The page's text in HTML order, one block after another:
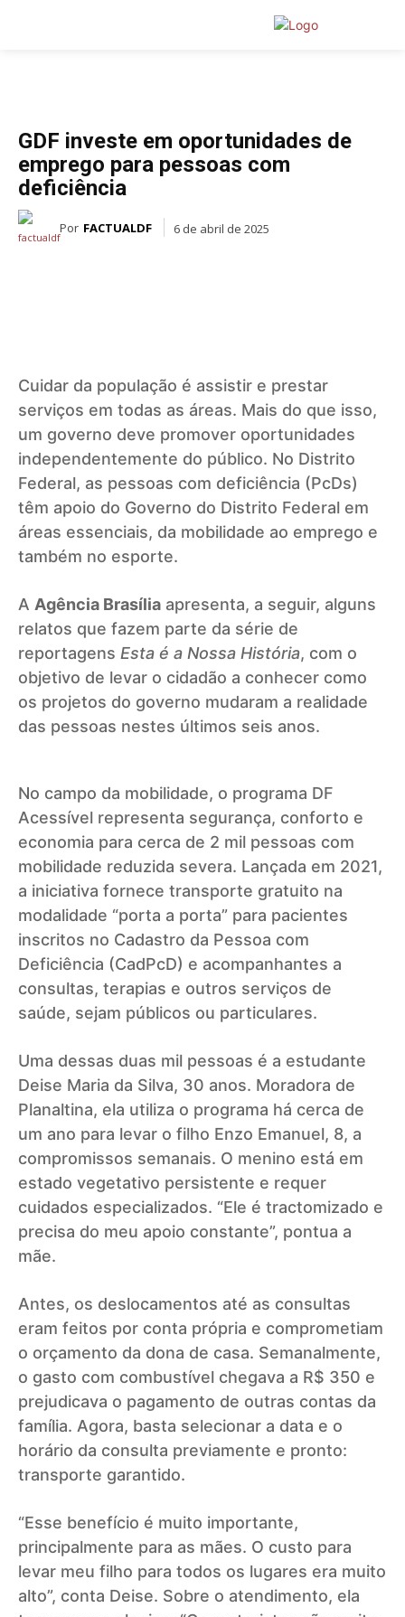
GDF investe em oportunidades de
emprego para pessoas com
deficiência
Por FACTUALDF 6 de abril de 2025
Cuidar da população é assistir e prestar
serviços em todas as áreas. Mais do que isso,
um governo deve promover oportunidades
independentemente do público. No Distrito
Federal, as pessoas com deficiência (PcDs)
têm apoio do Governo do Distrito Federal em
áreas essenciais, da mobilidade ao emprego e
também no esporte.
A Agência Brasília apresenta, a seguir, alguns
relatos que fazem parte da série de
reportagens Esta é a Nossa História, com o
objetivo de levar o cidadão a conhecer como
os projetos do governo mudaram a realidade
das pessoas nestes últimos seis anos.
No campo da mobilidade, o programa DF
Acessível representa segurança, conforto e
economia para cerca de 2 mil pessoas com
mobilidade reduzida severa. Lançada em 2021,
a iniciativa fornece transporte gratuito na
modalidade “porta a porta” para pacientes
inscritos no Cadastro da Pessoa com
Deficiência (CadPcD) e acompanhantes a
consultas, terapias e outros serviços de
saúde, sejam públicos ou particulares.
Uma dessas duas mil pessoas é a estudante
Deise Maria da Silva, 30 anos. Moradora de
Planaltina, ela utiliza o programa há cerca de
um ano para levar o filho Enzo Emanuel, 8, a
compromissos semanais. O menino está em
estado vegetativo persistente e requer
cuidados especializados. “Ele é tractomizado e
precisa do meu apoio constante”, pontua a
mãe.
Antes, os deslocamentos até as consultas
eram feitos por conta própria e comprometiam
o orçamento da dona de casa. Semanalmente,
o gasto com combustível chegava a R$ 350 e
prejudicava o pagamento de outras contas da
família. Agora, basta selecionar a data e o
horário da consulta previamente e pronto:
transporte garantido.
“Esse benefício é muito importante,
principalmente para as mães. O custo para
levar meu filho para todos os lugares era muito
alto”, conta Deise. Sobre o atendimento, ela